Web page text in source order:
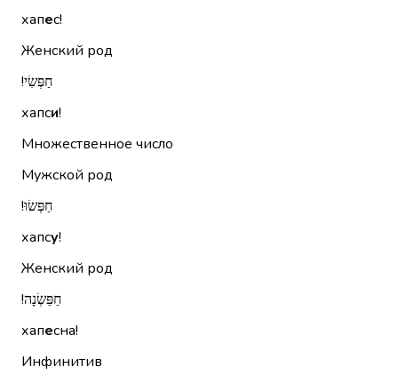
хапес!
Женский род
חַפְּשִׂי!‏
хапси!
Множественное число
Мужской род
חַפְּשׂוּ!‏
хапсу!
Женский род
חַפֵּשְׂנָה!‏
хапесна!
Инфинитив